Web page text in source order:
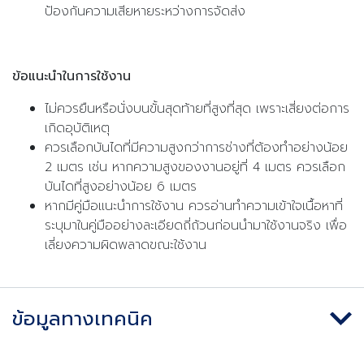
ป้องกันความเสียหายระหว่างการจัดส่ง
ข้อแนะนำในการใช้งาน
ไม่ควรยืนหรือนั่งบนขั้นสุดท้ายที่สูงที่สุด เพราะเสี่ยงต่อการ
เกิดอุบัติเหตุ
ควรเลือกบันไดที่มีความสูงกว่าการช่างที่ต้องทำอย่างน้อย
2 เมตร เช่น หากความสูงของงานอยู่ที่ 4 เมตร ควรเลือก
บันไดที่สูงอย่างน้อย 6 เมตร
หากมีคู่มือแนะนำการใช้งาน ควรอ่านทำความเข้าใจเนื้อหาที่
ระบุมาในคู่มืออย่างละเอียดถี่ถ้วนก่อนนำมาใช้งานจริง เพื่อ
เลี่ยงความผิดพลาดขณะใช้งาน
ข้อมูลทางเทคนิค